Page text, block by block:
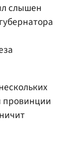
слышен
провинции